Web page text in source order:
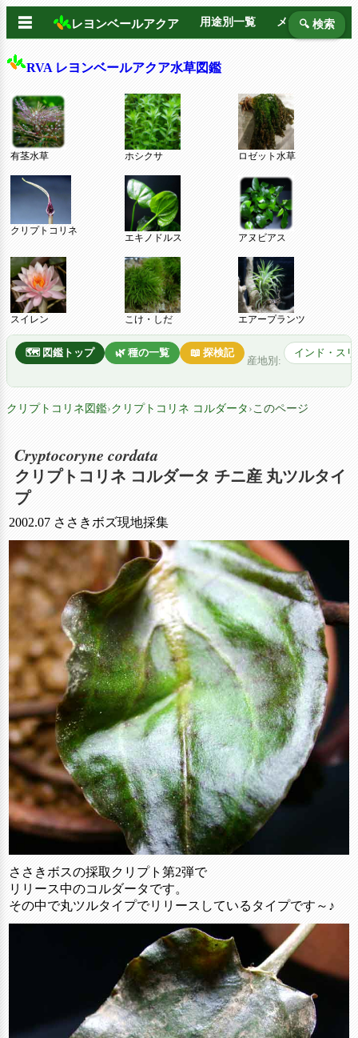
☰ レヨンベールアクア 用途別一覧 メーカー別
🔍 検索
RVA レヨンベールアクア水草図鑑
有茎水草 ホシクサ ロゼット水草
クリプトコリネ
エキノドルス アヌビアス
スイレン こけ・しだ エアープランツ
🗺️ 図鑑トップ 🌿 種の一覧 📖 探検記
産地別:
インド・ス
クリプトコリネ図鑑›クリプトコリネ コルダータ ›このページ
Cryptocoryne cordata
クリプトコリネ コルダータ チニ産 丸ツルタイ
プ
2002.07 ささきボズ現地採集
ささきボスの採取クリプト第2弾で
リリース中のコルダータです。
その中で丸ツルタイプでリリースしているタイプです～♪